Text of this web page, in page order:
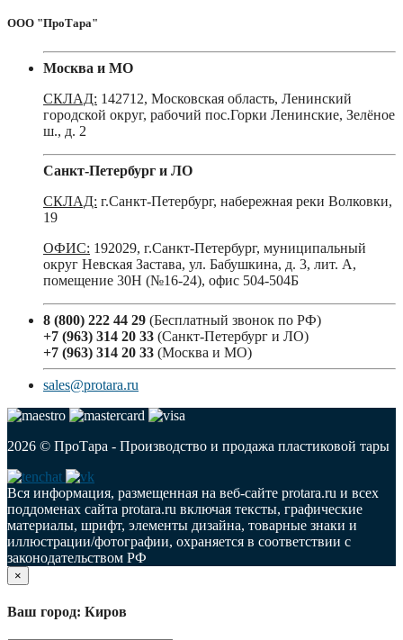
ООО "ПроТара"
Москва и МО
СКЛАД: 142712, Московская область, Ленинский
городской округ, рабочий пос.Горки Ленинские, Зелёное
ш., д. 2
Санкт-Петербург и ЛО
СКЛАД: г.Санкт-Петербург, набережная реки Волковки,
19
ОФИС: 192029, г.Санкт-Петербург, муниципальный
округ Невская Застава, ул. Бабушкина, д. 3, лит. А,
помещение 30Н (№16-24), офис 504-504Б
8 (800) 222 44 29 (Бесплатный звонок по РФ)
+7 (963) 314 20 33 (Санкт-Петербург и ЛО)
+7 (963) 314 20 33 (Москва и МО)
sales@protara.ru
2026 © ПроТара - Производство и продажа пластиковой тары
Вся информация, размещенная на веб-сайте protara.ru и всех
поддоменах сайта protara.ru включая тексты, графические
материалы, шрифт, элементы дизайна, товарные знаки и
иллюстрации/фотографии, охраняется в соответствии с
законодательством РФ
×
Ваш город: Киров